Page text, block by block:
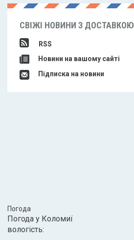
СВІЖІ НОВИНИ З ДОСТАВКОЮ
RSS
Новини на вашому сайті
Підписка на новини
Погода
Погода у Коломиї
вологість: